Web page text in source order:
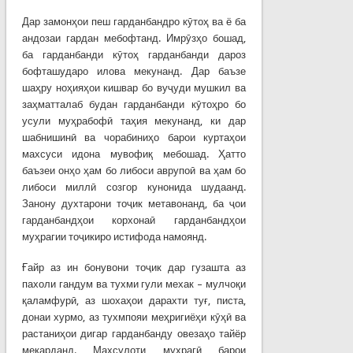
Дар замонҳои пеш гарданбандро кӯтоҳ ва ё ба
андозаи гардан мебофтанд. Имрӯзҳо бошад,
ба гарданбанди кӯтоҳ гарданбанди дароз
бофташударо илова мекунанд. Дар баъзе
шаҳру ноҳияҳои кишвар бо вуҷуди мушкил ва
заҳматталаб будан гарданбанди кӯтоҳро бо
усули муҳрабофӣ таҳия мекунанд, ки дар
шабнишинӣ ва чорабиниҳо барои куртаҳои
махсуси идона мувофиқ мебошад. Ҳатто
баъзеи онҳо ҳам бо либоси аврупоӣ ва ҳам бо
либоси миллӣ созгор кунонида шудаанд.
Занону духтарони тоҷик метавонанд, ба ҷои
гарданбандҳои корхонаӣ гарданбандҳои
муҳрагии тоҷикиро истифода намоянд.
Ғайр аз ин бонувони тоҷик дар гузашта аз
пахоли гандум ва тухми гули мехак – мулчоқи
қаламфурӣ, аз шохаҳои дарахти туғ, писта,
донаи хурмо, аз тухмпояи меҳригиёҳи кӯҳӣ ва
растаниҳои дигар гарданбанду овезаҳо тайёр
мекарданд. Маҳсулоти муҳрагӣ барои